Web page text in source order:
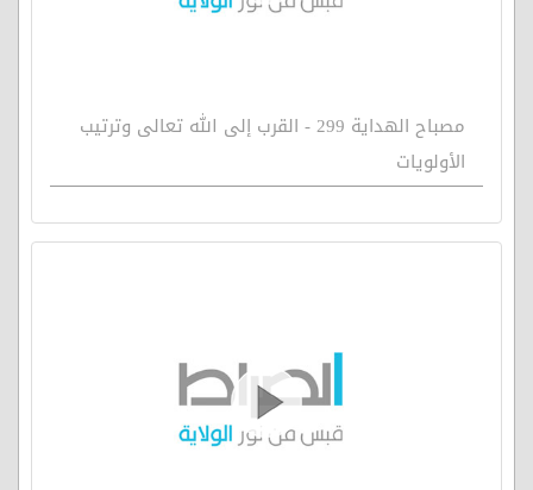
مصباح الهداية 299 - القرب إلى الله تعالى وترتيب
الأولويات